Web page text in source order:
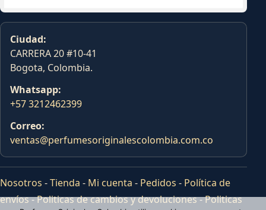
Ciudad:
CARRERA 20 #10-41
Bogota, Colombia.
Whatsapp:
+57 3212462399
Correo:
ventas@perfumesoriginalescolombia.com.co
Nosotros -Tienda - Mi cuenta - Pedidos - Política de
envíos-Politicas de cambios y devoluciones-Politicas